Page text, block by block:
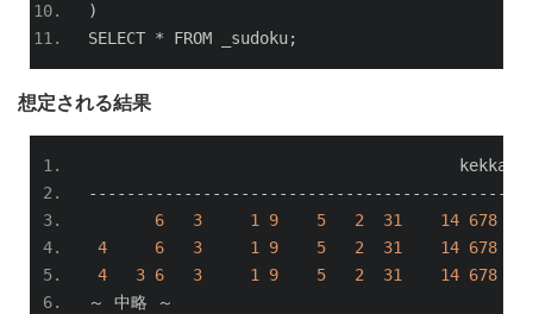
)
SELECT * FROM _sudoku;
想定される結果
6
3 1 9 5 2 31 14 678
4
6 3 1 9 5 2 31 14 678
4
3 6 3 1 9 5 2 31 14 678
～
中略
～